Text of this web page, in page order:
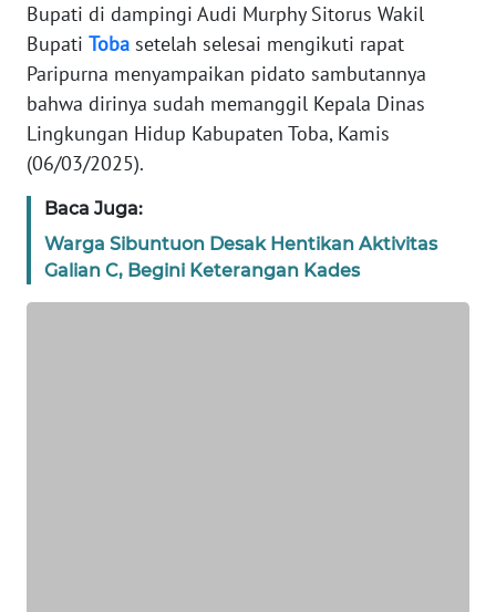
Bupati di dampingi Audi Murphy Sitorus Wakil
Bupati Toba setelah selesai mengikuti rapat
Paripurna menyampaikan pidato sambutannya
bahwa dirinya sudah memanggil Kepala Dinas
Lingkungan Hidup Kabupaten Toba, Kamis
(06/03/2025).
Baca Juga:
Warga Sibuntuon Desak Hentikan Aktivitas
Galian C, Begini Keterangan Kades
WN
JABAR
WN
BANTEN
NTT
WN